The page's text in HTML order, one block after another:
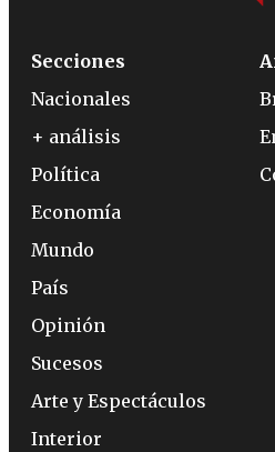
Secciones
Nacionales
+ análisis
Política
Economía
Mundo
País
Opinión
Sucesos
Arte y Espectáculos
Interior